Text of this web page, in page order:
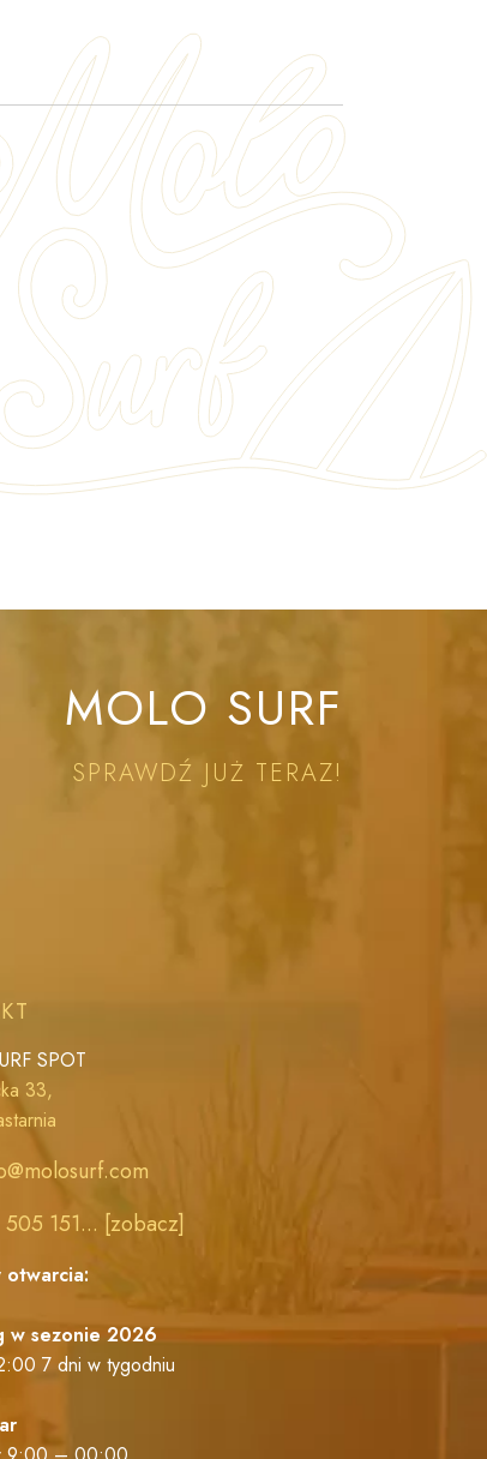
MOLO SURF
SPRAWDŹ JUŻ TERAZ!
SPOT
33,
151... [zobacz]
otwarcia:
w sezonie 2026
7 dni w tygodniu